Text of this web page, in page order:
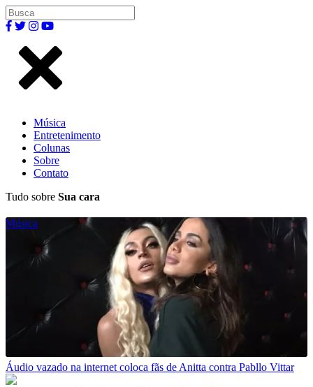
Música
Entretenimento
Colunas
Sobre
Contato
Tudo sobre Sua cara
Música
Áudio vazado na internet coloca fãs de Anitta contra Pabllo Vittar